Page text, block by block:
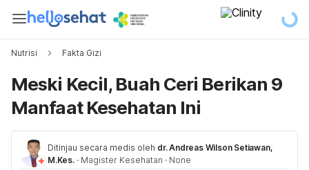
Nutrisi Fakta Gizi
Meski Kecil, Buah Ceri Berikan 9
Manfaat Kesehatan Ini
Ditinjau secara medis oleh dr. Andreas Wilson Setiawan,
M.Kes. · Magister Kesehatan · None